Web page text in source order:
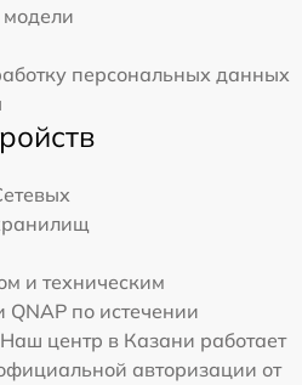
персональных данных
и техническим
по истечении
центр в Казани работает
авторизации от